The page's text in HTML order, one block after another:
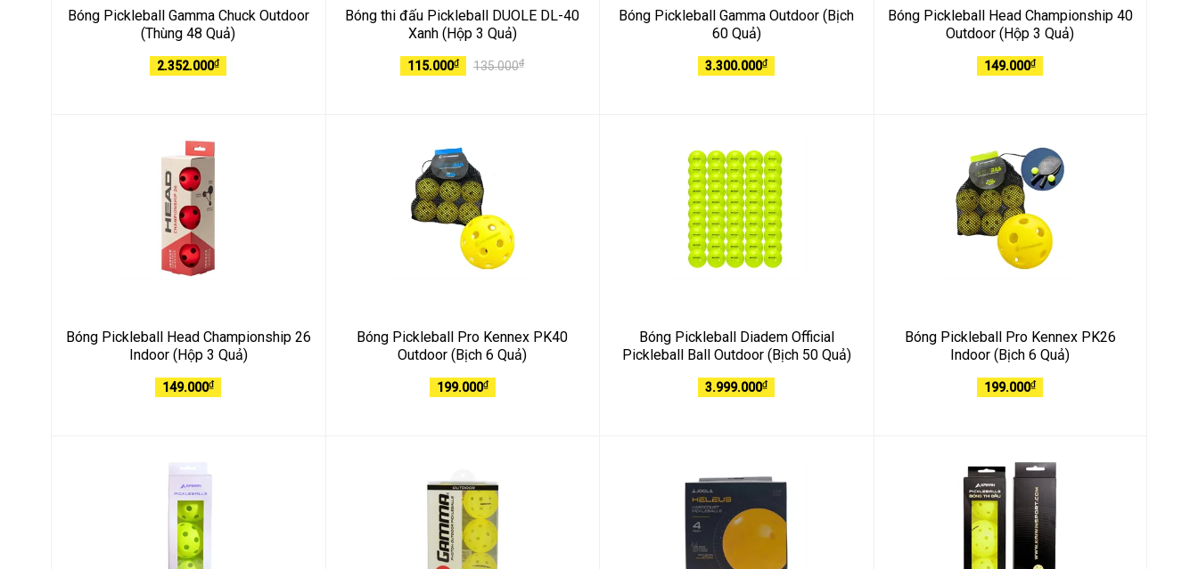
Bóng Pickleball Gamma Chuck Outdoor
(Thùng 48 Quả)
2.352.000₫
Bóng thi đấu Pickleball DUOLE DL-40
Xanh (Hộp 3 Quả)
115.000₫ 135.000₫
Bóng Pickleball Gamma Outdoor (Bịch
60 Quả)
3.300.000₫
Bóng Pickleball Head Championship 40
Outdoor (Hộp 3 Quả)
149.000₫
Bóng Pickleball Head Championship 26
Indoor (Hộp 3 Quả)
149.000₫
Bóng Pickleball Pro Kennex PK40
Outdoor (Bịch 6 Quả)
199.000₫
Bóng Pickleball Diadem Official
Pickleball Ball Outdoor (Bịch 50 Quả)
3.999.000₫
Bóng Pickleball Pro Kennex PK26
Indoor (Bịch 6 Quả)
199.000₫